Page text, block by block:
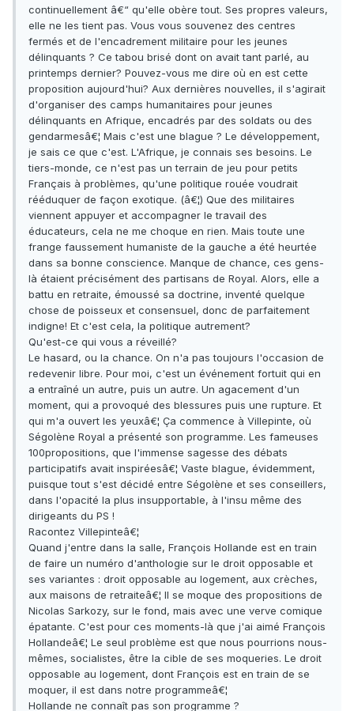
continuellement â€“ qu'elle obère tout. Ses propres valeurs,
elle ne les tient pas. Vous vous souvenez des centres
fermés et de l'encadrement militaire pour les jeunes
délinquants ? Ce tabou brisé dont on avait tant parlé, au
printemps dernier? Pouvez-vous me dire où en est cette
proposition aujourd'hui? Aux dernières nouvelles, il s'agirait
d'organiser des camps humanitaires pour jeunes
délinquants en Afrique, encadrés par des soldats ou des
gendarmesâ€¦ Mais c'est une blague ? Le développement,
je sais ce que c'est. L'Afrique, je connais ses besoins. Le
tiers-monde, ce n'est pas un terrain de jeu pour petits
Français à problèmes, qu'une politique rouée voudrait
rééduquer de façon exotique. (â€¦) Que des militaires
viennent appuyer et accompagner le travail des
éducateurs, cela ne me choque en rien. Mais toute une
frange faussement humaniste de la gauche a été heurtée
dans sa bonne conscience. Manque de chance, ces gens-
là étaient précisément des partisans de Royal. Alors, elle a
battu en retraite, émoussé sa doctrine, inventé quelque
chose de poisseux et consensuel, donc de parfaitement
indigne! Et c'est cela, la politique autrement?
Qu'est-ce qui vous a réveillé?
Le hasard, ou la chance. On n'a pas toujours l'occasion de
redevenir libre. Pour moi, c'est un événement fortuit qui en
a entraîné un autre, puis un autre. Un agacement d'un
moment, qui a provoqué des blessures puis une rupture. Et
qui m'a ouvert les yeuxâ€¦ Ça commence à Villepinte, où
Ségolène Royal a présenté son programme. Les fameuses
100propositions, que l'immense sagesse des débats
participatifs avait inspiréesâ€¦ Vaste blague, évidemment,
puisque tout s'est décidé entre Ségolène et ses conseillers,
dans l'opacité la plus insupportable, à l'insu même des
dirigeants du PS !
Racontez Villepinteâ€¦
Quand j'entre dans la salle, François Hollande est en train
de faire un numéro d'anthologie sur le droit opposable et
ses variantes : droit opposable au logement, aux crèches,
aux maisons de retraiteâ€¦ Il se moque des propositions de
Nicolas Sarkozy, sur le fond, mais avec une verve comique
épatante. C'est pour ces moments-là que j'ai aimé François
Hollandeâ€¦ Le seul problème est que nous pourrions nous-
mêmes, socialistes, être la cible de ses moqueries. Le droit
opposable au logement, dont François est en train de se
moquer, il est dans notre programmeâ€¦
Hollande ne connaît pas son programme ?